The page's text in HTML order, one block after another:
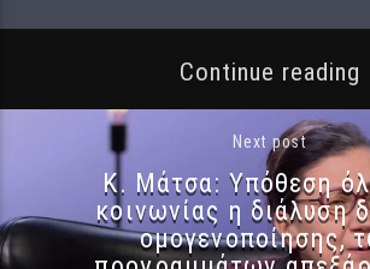
Continue reading
Next post
Κ. Μάτσα: Υπόθεση
κοινωνίας η διάλυση
ομογενοποίησης,